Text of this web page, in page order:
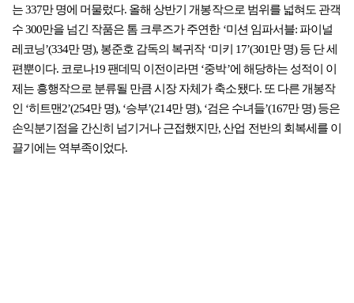
는 337만 명에 머물렀다. 올해 상반기 개봉작으로 범위를 넓혀도 관객
수 300만을 넘긴 작품은 톰 크루즈가 주연한 ‘미션 임파서블: 파이널
레코닝’(334만 명), 봉준호 감독의 복귀작 ‘미키 17’(301만 명) 등 단 세
편뿐이다. 코로나19 팬데믹 이전이라면 ‘중박’에 해당하는 성적이 이
제는 흥행작으로 분류될 만큼 시장 자체가 축소됐다. 또 다른 개봉작
인 ‘히트맨2’(254만 명), ‘승부’(214만 명), ‘검은 수녀들’(167만 명) 등은
손익분기점을 간신히 넘기거나 근접했지만, 산업 전반의 회복세를 이
끌기에는 역부족이었다.